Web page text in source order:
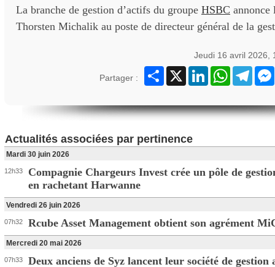
La branche de gestion d’actifs du groupe HSBC annonce
Thorsten Michalik au poste de directeur général de la
Jeudi 16 avril 2026,
Partager :
Partager
X LinkedInWhatsApp
Actualités associées par pertinence
Mardi 30 juin 2026
12h33
Compagnie Chargeurs Invest crée un pôle de
en rachetant Harwanne
Vendredi 26 juin 2026
07h32 Rcube Asset Management obtient son agrément
Mercredi 20 mai 2026
07h33 Deux anciens de Syz lancent leur société de gestion